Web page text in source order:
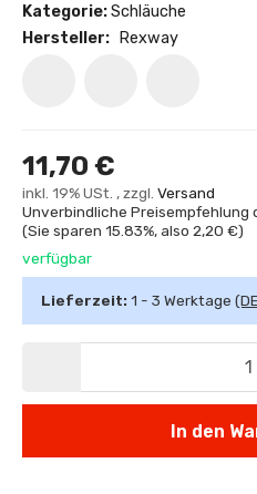
Kategorie:Schläuche
Hersteller:
Rexway
11,70 €
inkl. 19% USt. , zzgl. Versand
Unverbindliche Preisempfehlung
(Sie sparen 15.83%, also 2,20 €)
verfügbar
Lieferzeit: 1 - 3 Werktage
In den